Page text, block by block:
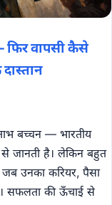
वापसी कैसे
बच्चन — भारतीय
जानती है। लेकिन बहुत
उनका करियर, पैसा
सफलता की ऊँचाई से